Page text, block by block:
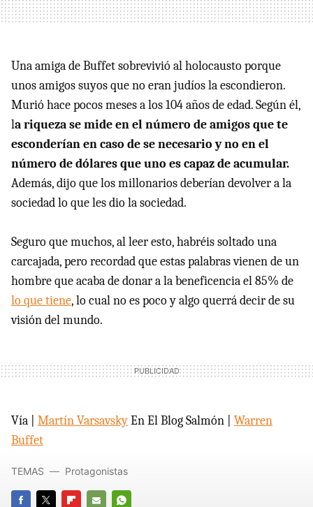
Una amiga de Buffet sobrevivió al holocausto porque
unos amigos suyos que no eran judíos la escondieron.
Murió hace pocos meses a los 104 años de edad. Según él,
la riqueza se mide en el número de amigos que te
esconderían en caso de se necesario y no en el
número de dólares que uno es capaz de acumular.
Además, dijo que los millonarios deberían devolver a la
sociedad lo que les dio la sociedad.
Seguro que muchos, al leer esto, habréis soltado una
carcajada, pero recordad que estas palabras vienen de un
hombre que acaba de donar a la beneficencia el 85% de
lo que tiene, lo cual no es poco y algo querrá decir de su
visión del mundo.
Vía | Martín VarsavskyEn El Blog Salmón | Warren
Buffet
TEMAS Protagonistas